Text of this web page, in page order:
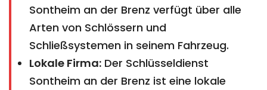
Sontheim an der Brenz verfügt über alle
Arten von Schlössern und
Schließsystemen in seinem Fahrzeug.
Lokale Firma: Der Schlüsseldienst
Sontheim an der Brenz ist eine lokale